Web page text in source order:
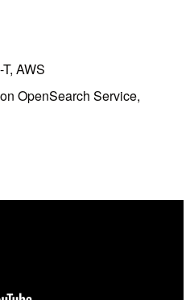
AWS
OpenSearch Service,